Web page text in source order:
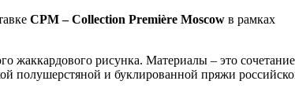
CPM – Collection Première Moscow в рамках
жаккардового рисунка. Материалы – это сочетание
полушерстяной и буклированной пряжи